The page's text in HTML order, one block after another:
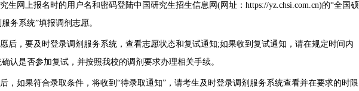
生网上报名时的用户名和密码登陆中国研究生招生信息网(网址：https://yz.chsi.com.cn)的“全国硕
务系统”填报调剂志愿。
后，要及时登录调剂服务系统，查看志愿状态和复试通知;如果收到复试通知，请在规定时间内
认是否参加复试，并按照我校的调剂要求办理相关手续。
，如果符合录取条件，将收到“待录取通知”，请考生及时登录调剂服务系统查看并在要求的时限